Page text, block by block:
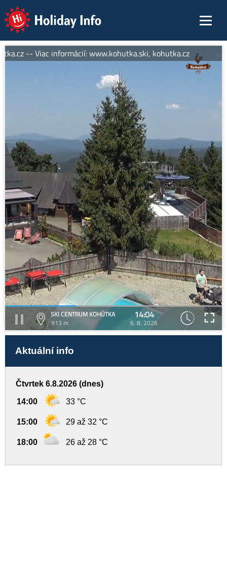
Holiday Info
-- Viac informácií: www.kohutka.ski, kohutka.cz
SKI CENTRUM KOHÚTKA
913 m
14:04
6. 8. 2026
Aktuální info
Čtvrtek 6.8.2026 (dnes)
14:00 33 °C
15:00 29 až 32 °C
18:00 26 až 28 °C